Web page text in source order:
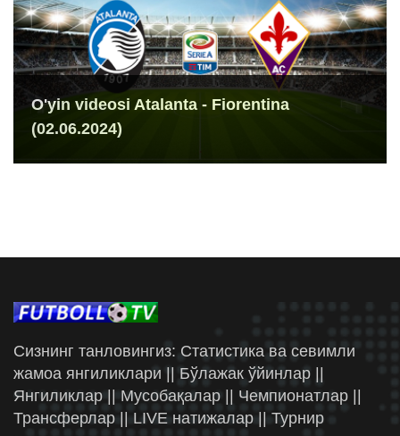
O'yin videosi Atalanta - Fiorentina
(02.06.2024)
Сизнинг танловингиз: Статистика ва севимли
жамоа янгиликлари || Бўлажак ўйинлар ||
Янгиликлар || Мусобақалар || Чемпионатлар ||
Трансферлар || LIVE натижалар || Турнир